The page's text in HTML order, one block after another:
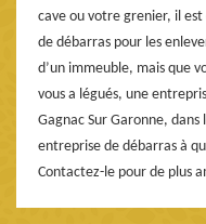
cave ou votre grenier, il
de débarras pour les
d’un immeuble, mais que
vous a légués, une
Gagnac Sur Garonne,
entreprise de débarras à
Contactez-le pour de plus